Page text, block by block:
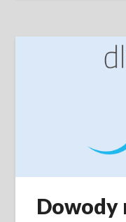
Dowody